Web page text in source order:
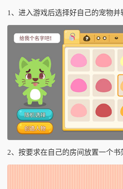
1、进入游戏后选择好自己的宠物并
2、按要求在自己的房间放置一个书